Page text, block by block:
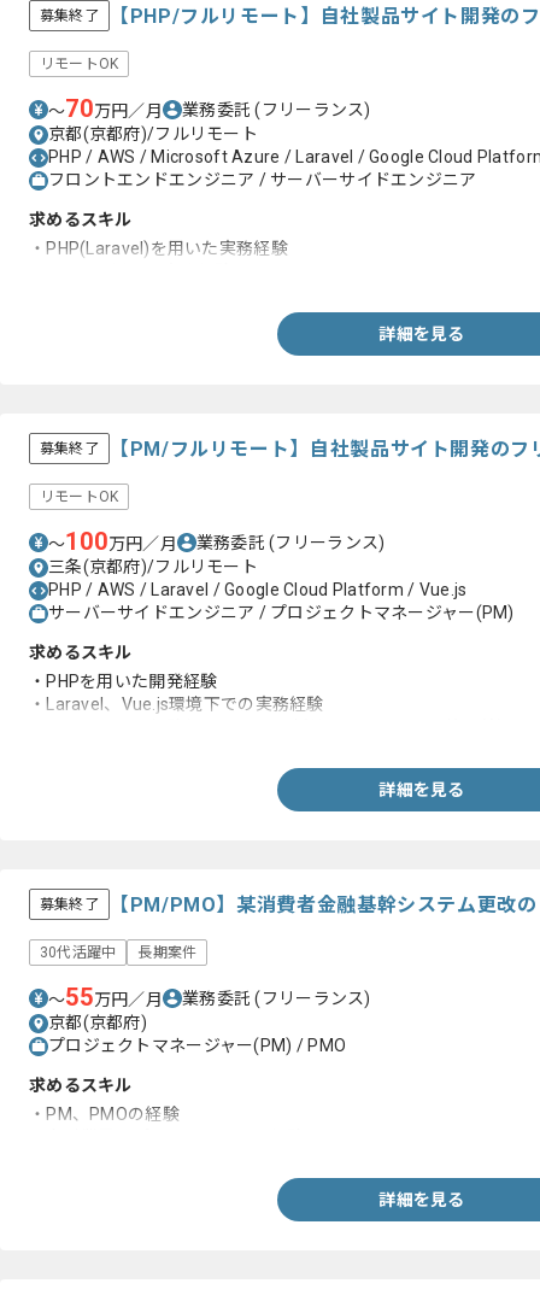
募集終了 【PHP/フルリモート】自社製品サイト開発の
リモートOK
〜70万円／月 業務委託(フリーランス)
京都(京都府)/フルリモート
PHP / AWS / Microsoft Azure / Laravel / Google Cloud
フロントエンドエンジニア / サーバーサイドエンジニア
求めるスキル
・PHP(Laravel)を用いた実務経験
詳細を見る
募集終了 【PM/フルリモート】自社製品サイト開発の
リモートOK
〜100万円／月 業務委託(フリーランス)
三条(京都府)/フルリモート
PHP / AWS / Laravel / Google Cloud Platform / Vue.js
サーバーサイドエンジニア / プロジェクトマネージャー(PM)
求めるスキル
・PHPを用いた開発経験
・Laravel、Vue.js環境下での実務経験
詳細を見る
募集終了 【PM/PMO】某消費者金融基幹システム更改
30代活躍中 長期案件
〜55万円／月 業務委託(フリーランス)
京都(京都府)
プロジェクトマネージャー(PM) / PMO
求めるスキル
・PM、PMOの経験
詳細を見る